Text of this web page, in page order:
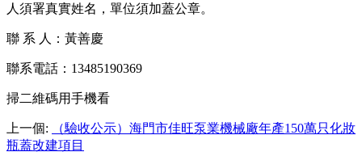
人須署真實姓名，單位須加蓋公章。
聯 系 人：黃善慶
聯系電話：13485190369
掃二維碼用手機看
上一個:
（驗收公示）海門市佳旺泵業機械廠年產150萬只化妝
瓶蓋改建項目